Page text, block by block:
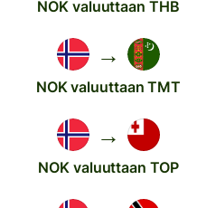
NOK valuuttaan THB
→
NOK valuuttaan TMT
→
NOK valuuttaan TOP